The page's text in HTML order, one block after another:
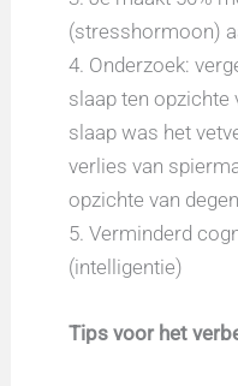
(stresshormoon)
4. Onderzoek:
slaap ten opzichte
slaap was het
verlies van
opzichte van
5. Verminderd
(intelligentie)
Tips voor het